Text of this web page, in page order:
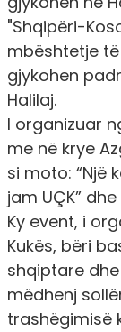
"Shqipëri-
mbështetje
gjykohen
Halilaj.
I organizuar
me në krye
si moto: “Një
jam UÇK”
Ky event, i
Kukës, bëri
shqiptare
mëdhenj
trashëgimisë